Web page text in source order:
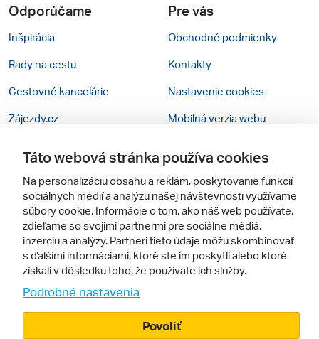
Odporúčame
Inšpirácia
Rady na cestu
Cestovné kancelárie
Zájezdy.cz
Pre vás
Obchodné podmienky
Kontakty
Nastavenie cookies
Mobilná verzia webu
Sledujte nás
© 2005 - 2026, Zájazdy.sk,
spol. s r.o.
Táto webová stránka používa cookies
Na personalizáciu obsahu a reklám, poskytovanie funkcií
sociálnych médií a analýzu našej návštevnosti využívame
súbory cookie. Informácie o tom, ako náš web používate,
zdieľame so svojimi partnermi pre sociálne médiá,
inzerciu a analýzy. Partneri tieto údaje môžu skombinovať
s ďalšími informáciami, ktoré ste im poskytli alebo ktoré
získali v dôsledku toho, že používate ich služby.
Podrobné nastavenia
Povoliť